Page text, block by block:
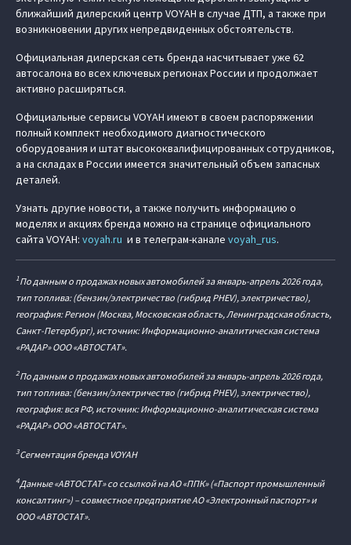
ближайший дилерский центр VOYAH в случае ДТП, а также при
возникновении других непредвиденных обстоятельств.
Официальная дилерская сеть бренда насчитывает уже 62
автосалона во всех ключевых регионах России и продолжает
активно расширяться.
Официальные сервисы VOYAH имеют в своем распоряжении
полный комплект необходимого диагностического
оборудования и штат высококвалифицированных сотрудников,
а на складах в России имеется значительный объем запасных
деталей.
Узнать другие новости, а также получить информацию о
моделях и акциях бренда можно на странице официального
сайта VOYAH: voyah.ru и в телеграм-канале voyah_rus.
1По данным о продажах новых автомобилей за январь-апрель 2026 года,
тип топлива: (бензин/электричество (гибрид PHEV), электричество),
география: Регион (Москва, Московская область, Ленинградская область,
Санкт-Петербург), источник: Информационно-аналитическая система
«РАДАР» ООО «АВТОСТАТ».
2По данным о продажах новых автомобилей за январь-апрель 2026 года,
тип топлива: (бензин/электричество (гибрид PHEV), электричество),
география: вся РФ, источник: Информационно-аналитическая система
«РАДАР» ООО «АВТОСТАТ».
3Сегментация бренда VOYAH
4Данные «АВТОСТАТ» со ссылкой на АО «ППК» («Паспорт промышленный
консалтинг») – совместное предприятие АО «Электронный паспорт» и
ООО «АВТОСТАТ».